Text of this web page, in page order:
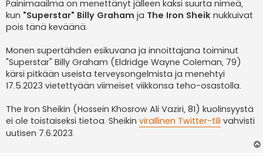
s
t
i
Painimaailma on menettänyt jälleen kaksi suurta nimeä,
kun "Superstar" Billy Graham ja The Iron Sheik nukkuivat
pois tänä keväänä.
Monen supertähden esikuvana ja innoittajana toiminut
"Superstar" Billy Graham (Eldridge Wayne Coleman, 79)
kärsi pitkään useista terveysongelmista ja menehtyi
17.5.2023 vietettyään viimeiset viikkonsa teho-osastolla.
The Iron Sheikin (Hossein Khosrow Ali Vaziri, 81) kuolinsyystä
ei ole toistaiseksi tietoa. Sheikin virallinen Twitter-tili vahvisti
uutisen 7.6.2023.